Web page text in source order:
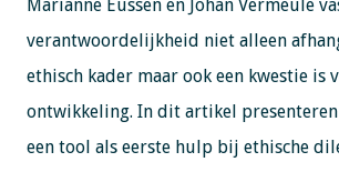
Marianne Eussen en Johan Vermeule
verantwoordelijkheid niet alleen
ethisch kader maar ook een kwestie is
ontwikkeling. In dit artikel
een tool als eerste hulp bij ethische